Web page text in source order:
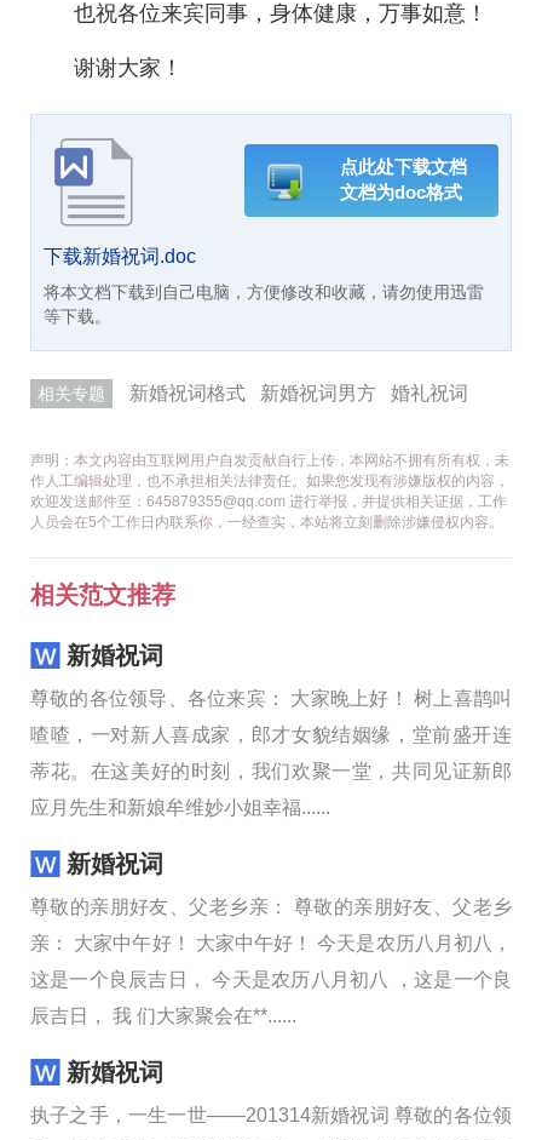
也祝各位来宾同事，身体健康，万事如意！
谢谢大家！
下载新婚祝词.doc
将本文档下载到自己电脑，方便修改和收藏，请勿使用迅雷
等下载。
点此处下载文档
文档为doc格式
相关专题 新婚祝词格式 新婚祝词男方 婚礼祝词
声明：本文内容由互联网用户自发贡献自行上传，本网站不拥有所有权，未
作人工编辑处理，也不承担相关法律责任。如果您发现有涉嫌版权的内容，
欢迎发送邮件至：645879355@qq.com 进行举报，并提供相关证据，工作
人员会在5个工作日内联系你，一经查实，本站将立刻删除涉嫌侵权内容。
相关范文推荐
新婚祝词
尊敬的各位领导、各位来宾： 大家晚上好！ 树上喜鹊叫
喳喳，一对新人喜成家，郎才女貌结姻缘，堂前盛开连
蒂花。在这美好的时刻，我们欢聚一堂，共同见证新郎
应月先生和新娘牟维妙小姐幸福......
新婚祝词
尊敬的亲朋好友、父老乡亲： 尊敬的亲朋好友、父老乡
亲： 大家中午好！ 大家中午好！ 今天是农历八月初八，
这是一个良辰吉日， 今天是农历八月初八 ，这是一个良
辰吉日， 我 们大家聚会在**......
新婚祝词
执子之手，一生一世——201314新婚祝词 尊敬的各位领